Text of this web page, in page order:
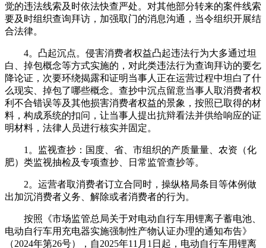
觉的违法线索及时依法快查严处。对其他部分转来的案件线索
要及时组织查询拜访，加强取门的消息沟通，当令组织开展结
合法律。
4。凸起沉点。侵害消费者权益凸起违法行为大多通过坦
白、掉包概念等方式实施的，对此类违法行为查询拜访的要乞
降论证，次要环绕揭露和证明当事人正在运营过程中坦白了什
么现实、掉包了哪些概念。查抄中沉点留意当事人取消费者权
利不合错误等及其他损害消费者权益的景象，按照已取得的材
料，构成系统的扣问，让当事人提出抗辩看法并供给响应的证
明材料，法律人员进行核实并固定。
1。监视查抄：国度、省、市组织的产质量量、农资（化
肥）类监视抽检及专项查抄、日常监管查抄等。
2。运营者取消费者订立合同时，操纵格局条目等体例做
出加沉消费者义务、解除或者消费者的行为。
按照《市场监管总局关于对电动自行车用锂离子蓄电池、
电动自行车用充电器实施强制性产物认证办理的通知布告》
（2024年第26号），自2025年11月1日起，电动自行车用锂离